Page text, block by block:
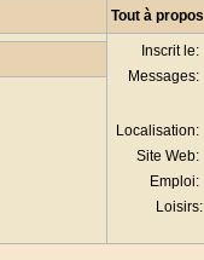
Tout à
Inscrit le:
Messages:
Localisation:
Site Web:
Emploi:
Loisirs: